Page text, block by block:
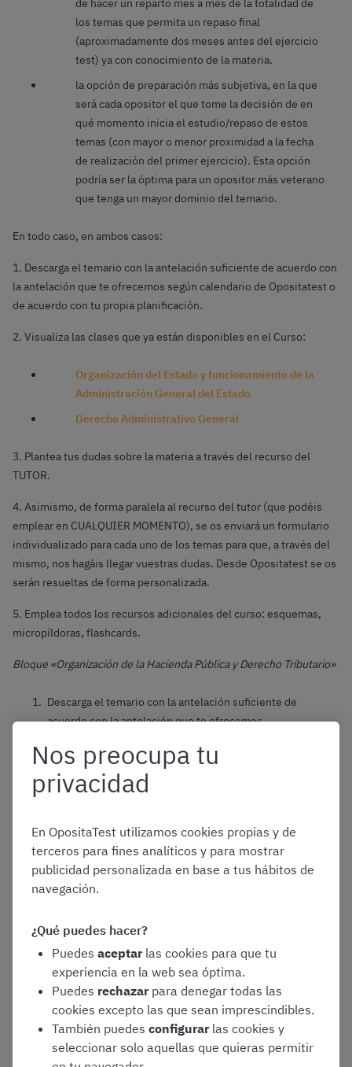
de hacer un reparto mes a mes de la totalidad de
los temas que permita un repaso final
(aproximadamente dos meses antes del ejercicio
test) ya con conocimiento de la materia.
la opción de preparación más subjetiva, en la que
será cada opositor el que tome la decisión de en
qué momento inicia el estudio/repaso de estos
temas (con mayor o menor proximidad a la fecha
de realización del primer ejercicio). Esta opción
podría ser la óptima para un opositor más veterano
que tenga un mayor dominio del temario.
En todo caso, en ambos casos:
1. Descarga el temario con la antelación suficiente de acuerdo con
la antelación que te ofrecemos según calendario de Opositatest o
de acuerdo con tu propia planificación.
2. Visualiza las clases que ya están disponibles en el Curso:
Organización del Estado y funcionamiento de la
Administración General del Estado
Derecho Administrativo General
3. Plantea tus dudas sobre la materia a través del recurso del
TUTOR.
4. Asimismo, de forma paralela al recurso del tutor (que podéis
emplear en CUALQUIER MOMENTO), se os enviará un formulario
individualizado para cada uno de los temas para que, a través del
mismo, nos hagáis llegar vuestras dudas. Desde Opositatest se os
serán resueltas de forma personalizada.
5. Emplea todos los recursos adicionales del curso: esquemas,
micropíldoras, flashcards.
Bloque «Organización de la Hacienda Pública y Derecho Tributario»
Descarga el temario con la antelación suficiente de
acuerdo con la antelación que te ofrecemos.
Consulta el calendario de clases para organizarte porque
lo ideal es estudiar o, al menos, leer los temas antes de
la clase.
de esa materia. Si por alguna razón no puedes asistir,
visualízala después y si tienes alguna duda utiliza el
sistema de tutor.
Queremos que comencéis la preparación de la parte
conjunto de la oposición. Por tanto:
El enfoque de las clases es teórico-práctico. Así,
en las Masterclass se incluirán y resolverán
supuestos prácticos para consolidar los
conocimientos adquiridos.
Cada mes, se os facilitará un boletín de supuestos
Nos preocupa tu
privacidad
En OpositaTest utilizamos cookies propias y de
terceros para fines analíticos y para mostrar
publicidad personalizada en base a tus hábitos de
navegación.
¿Qué puedes hacer?
Puedes aceptar las cookies para que tu
experiencia en la web sea óptima.
Puedes rechazar para denegar todas las
cookies excepto las que sean imprescindibles.
También puedes configurar las cookies y
seleccionar solo aquellas que quieras permitir